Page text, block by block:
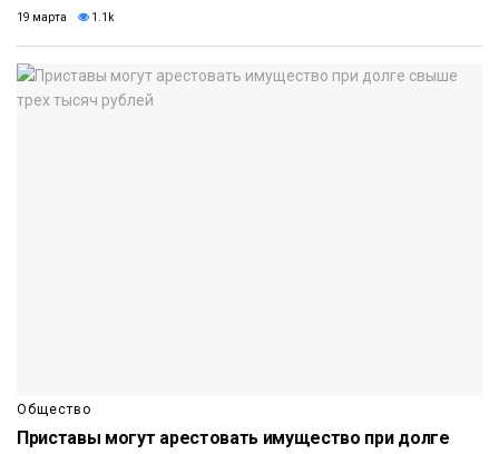
19 марта 1.1k
Общество
Приставы могут арестовать имущество при долге